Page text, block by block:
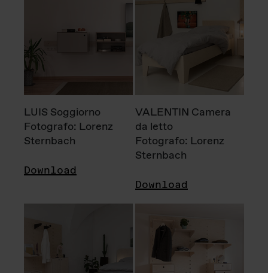
LUIS Soggiorno
Fotografo: Lorenz
Sternbach
Download
VALENTIN Camera
da letto
Fotografo: Lorenz
Sternbach
Download